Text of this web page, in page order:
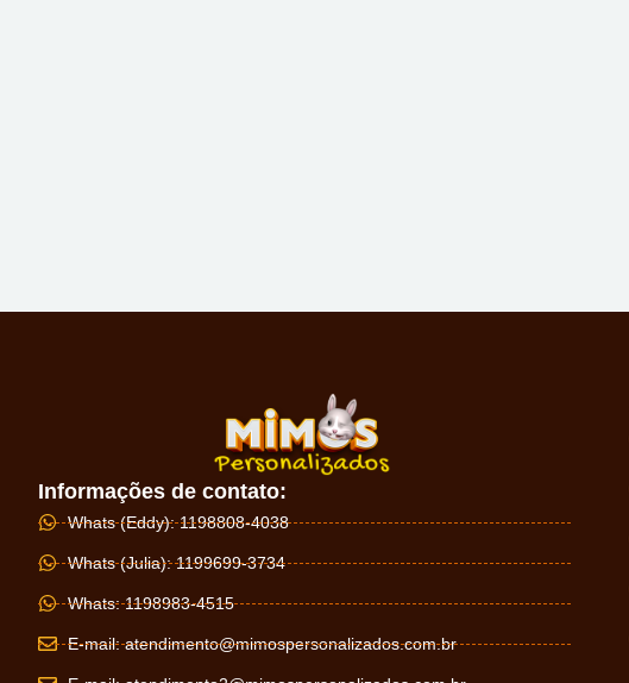
Informações de contato:
Whats (Eddy): 1198808-4038
Whats (Julia): 1199699-3734
Whats: 1198983-4515
E-mail:atendimento@mimospersonalizados.com.br